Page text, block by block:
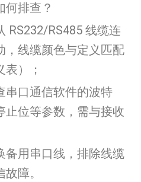
何排查？
RS232/RS485 线缆连
，线缆颜色与定义匹配
表）；
串口通信软件的波特
止位等参数，需与接收
备用串口线，排除线缆
障。